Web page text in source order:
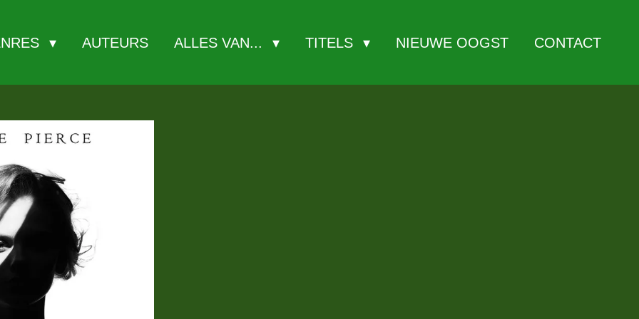
AUTEURS ALLES VAN... TITELS NIEUWE OOGST CONTACT